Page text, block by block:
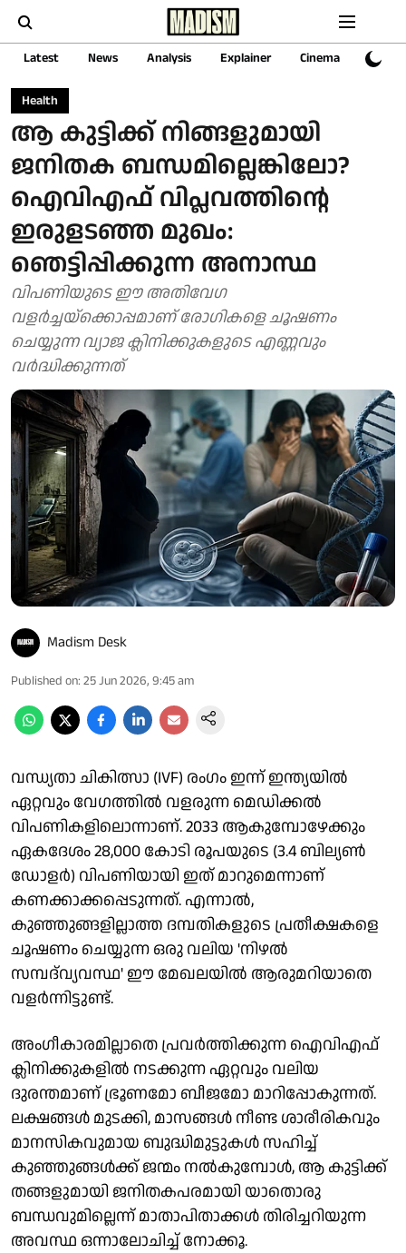
Latest News Analysis Explainer Cinema Sports
Health
ആ കുട്ടിക്ക് നിങ്ങളുമായി
ജനിതക ബന്ധമില്ലെങ്കിലോ?
ഐവിഎഫ് വിപ്ലവത്തിന്റെ
ഇരുളടഞ്ഞ മുഖം:
ഞെട്ടിപ്പിക്കുന്ന അനാസ്ഥ
വിപണിയുടെ ഈ അതിവേഗ
വളർച്ചയ്‌ക്കൊപ്പമാണ് രോഗികളെ ചൂഷണം
ചെയ്യുന്ന വ്യാജ ക്ലിനിക്കുകളുടെ എണ്ണവും
വർദ്ധിക്കുന്നത്
Madism Desk
Published on: 25 Jun 2026, 9:45 am
വന്ധ്യതാ ചികിത്സാ (IVF) രംഗം ഇന്ന് ഇന്ത്യയിൽ
ഏറ്റവും വേഗത്തിൽ വളരുന്ന മെഡിക്കൽ
വിപണികളിലൊന്നാണ്. 2033 ആകുമ്പോഴേക്കും
ഏകദേശം 28,000 കോടി രൂപയുടെ (3.4 ബില്യൺ
ഡോളർ) വിപണിയായി ഇത് മാറുമെന്നാണ്
കണക്കാക്കപ്പെടുന്നത്. എന്നാൽ,
കുഞ്ഞുങ്ങളില്ലാത്ത ദമ്പതികളുടെ പ്രതീക്ഷകളെ
ചൂഷണം ചെയ്യുന്ന ഒരു വലിയ 'നിഴൽ
സമ്പദ്‌വ്യവസ്ഥ' ഈ മേഖലയിൽ ആരുമറിയാതെ
വളർന്നിട്ടുണ്ട്.
അംഗീകാരമില്ലാതെ പ്രവർത്തിക്കുന്ന ഐവിഎഫ്
ക്ലിനിക്കുകളിൽ നടക്കുന്ന ഏറ്റവും വലിയ
ദുരന്തമാണ് ഭ്രൂണമോ ബീജമോ മാറിപ്പോകുന്നത്.
ലക്ഷങ്ങൾ മുടക്കി, മാസങ്ങൾ നീണ്ട ശാരീരികവും
മാനസികവുമായ ബുദ്ധിമുട്ടുകൾ സഹിച്ച്
കുഞ്ഞുങ്ങൾക്ക് ജന്മം നൽകുമ്പോൾ, ആ കുട്ടിക്ക്
തങ്ങളുമായി ജനിതകപരമായി യാതൊരു
ബന്ധവുമില്ലെന്ന് മാതാപിതാക്കൾ തിരിച്ചറിയുന്ന
അവസ്ഥ ഒന്നാലോചിച്ച് നോക്കൂ.